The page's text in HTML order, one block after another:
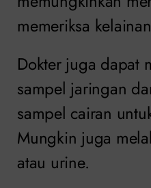
memeriksa
Dokter juga dapat
sampel jaringan
sampel cairan
Mungkin juga
atau urine.